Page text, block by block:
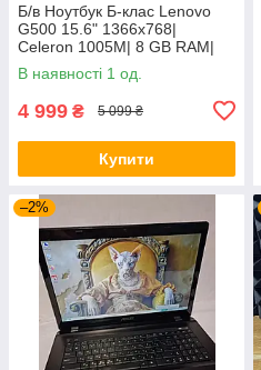
Б/в Ноутбук Б-клас Lenovo
G500 15.6" 1366x768|
Celeron 1005M| 8 GB RAM|
128 GB SSD| HD
В наявності 1 од.
4 999 ₴ 5 099 ₴
Купити
–2%